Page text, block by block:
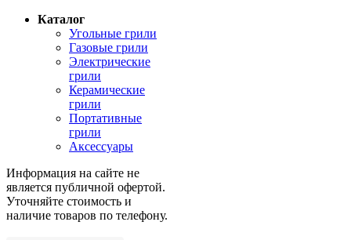
Каталог
Угольные грили
Газовые грили
Электрические
грили
Керамические
грили
Портативные
грили
Аксессуары
Информация на сайте не
является публичной офертой.
Уточняйте стоимость и
наличие товаров по телефону.